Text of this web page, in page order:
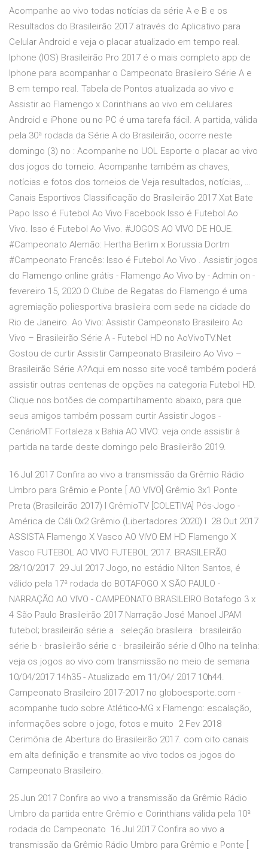
Acompanhe ao vivo todas notícias da série A e B e os
Resultados do Brasileirão 2017 através do Aplicativo para
Celular Android e veja o placar atualizado em tempo real.
Iphone (IOS) Brasileirão Pro 2017 é o mais completo app de
Iphone para acompanhar o Campeonato Brasileiro Série A e
B em tempo real. Tabela de Pontos atualizada ao vivo e
Assistir ao Flamengo x Corinthians ao vivo em celulares
Android e iPhone ou no PC é uma tarefa fácil. A partida, válida
pela 30ª rodada da Série A do Brasileirão, ocorre neste
domingo (3) no : Acompanhe no UOL Esporte o placar ao vivo
dos jogos do torneio. Acompanhe também as chaves,
notícias e fotos dos torneios de Veja resultados, notícias, …
Canais Esportivos Classificação do Brasileirão 2017 Xat Bate
Papo Isso é Futebol Ao Vivo Facebook Isso é Futebol Ao
Vivo. Isso é Futebol Ao Vivo. #JOGOS AO VIVO DE HOJE.
#Campeonato Alemão: Hertha Berlim x Borussia Dortm
#Campeonato Francês: Isso é Futebol Ao Vivo . Assistir jogos
do Flamengo online grátis - Flamengo Ao Vivo by - Admin on -
fevereiro 15, 2020 O Clube de Regatas do Flamengo é uma
agremiação poliesportiva brasileira com sede na cidade do
Rio de Janeiro. Ao Vivo: Assistir Campeonato Brasileiro Ao
Vivo – Brasileirão Série A - Futebol HD no AoVivoTV.Net
Gostou de curtir Assistir Campeonato Brasileiro Ao Vivo –
Brasileirão Série A?Aqui em nosso site você também poderá
assistir outras centenas de opções na categoria Futebol HD.
Clique nos botões de compartilhamento abaixo, para que
seus amigos também possam curtir Assistir Jogos -
CenárioMT Fortaleza x Bahia AO VIVO: veja onde assistir à
partida na tarde deste domingo pelo Brasileirão 2019.
16 Jul 2017 Confira ao vivo a transmissão da Grêmio Rádio
Umbro para Grêmio e Ponte [ AO VIVO] Grêmio 3x1 Ponte
Preta (Brasileirão 2017) l GrêmioTV [COLETIVA] Pós-Jogo -
América de Cáli 0x2 Grêmio (Libertadores 2020) l 28 Out 2017
ASSISTA Flamengo X Vasco AO VIVO EM HD Flamengo X
Vasco FUTEBOL AO VIVO FUTEBOL 2017. BRASILEIRÃO
28/10/2017 29 Jul 2017 Jogo, no estádio Nilton Santos, é
válido pela 17ª rodada do BOTAFOGO X SÃO PAULO -
NARRAÇÃO AO VIVO - CAMPEONATO BRASILEIRO Botafogo 3 x
4 São Paulo Brasileirão 2017 Narração José Manoel JPAM
futebol; brasileirão série a · seleção brasileira · brasileirão
série b · brasileirão série c · brasileirão série d Olho na telinha:
veja os jogos ao vivo com transmissão no meio de semana
10/04/2017 14h35 - Atualizado em 11/04/ 2017 10h44.
Campeonato Brasileiro 2017-2017 no globoesporte.com -
acompanhe tudo sobre Atlético-MG x Flamengo: escalação,
informações sobre o jogo, fotos e muito 2 Fev 2018
Cerimônia de Abertura do Brasileirão 2017. com oito canais
em alta definição e transmite ao vivo todos os jogos do
Campeonato Brasileiro.
25 Jun 2017 Confira ao vivo a transmissão da Grêmio Rádio
Umbro da partida entre Grêmio e Corinthians válida pela 10ª
rodada do Campeonato 16 Jul 2017 Confira ao vivo a
transmissão da Grêmio Rádio Umbro para Grêmio e Ponte [